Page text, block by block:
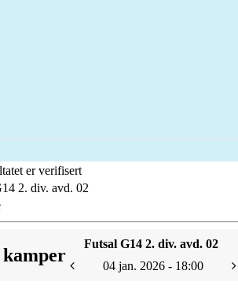
er verifisert
2. div. avd. 02
Futsal G14 2. div. avd. 02
04 jan. 2026 - 18:00